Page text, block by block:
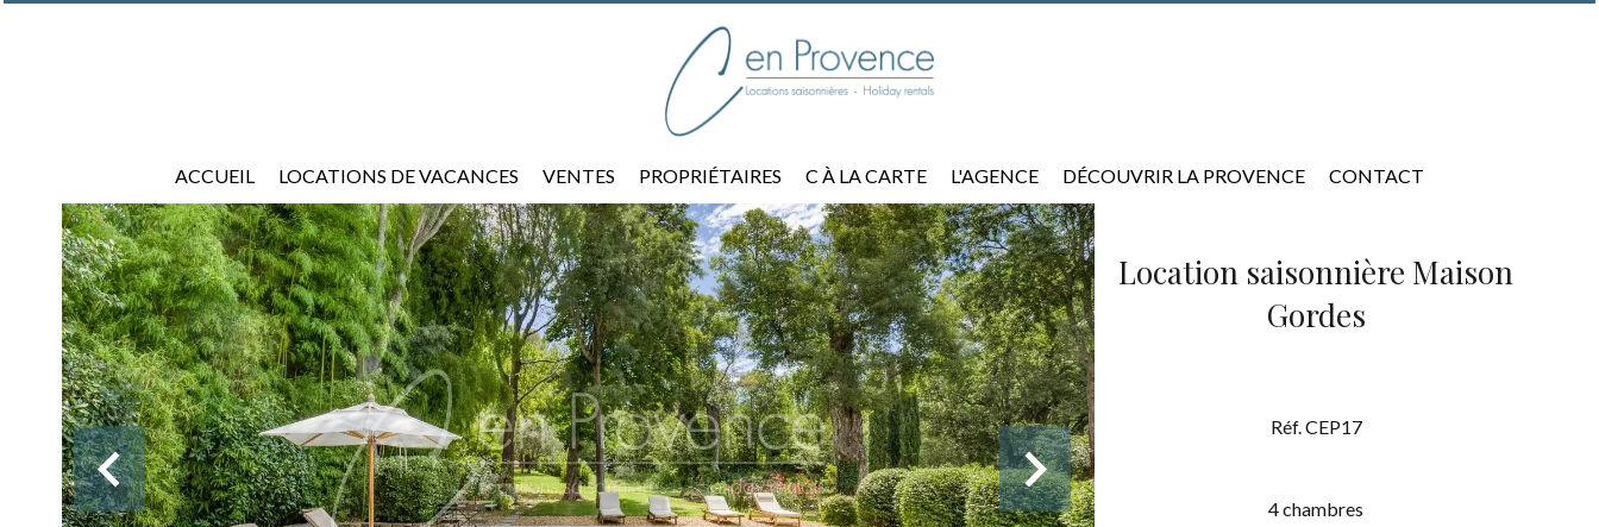
ACCUEIL LOCATIONS DE VACANCES VENTES PROPRIÉTAIRES C À LA CARTE L'AGENCE DÉCOUVRIR LA PROVENCE CONTACT
Location saisonnière Maison
Gordes
Réf. CEP17
4 chambres